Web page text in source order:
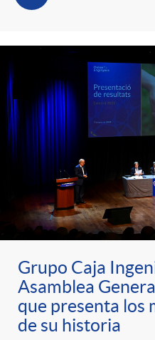
Grupo Caja
Asamblea
que presenta los
de su historia